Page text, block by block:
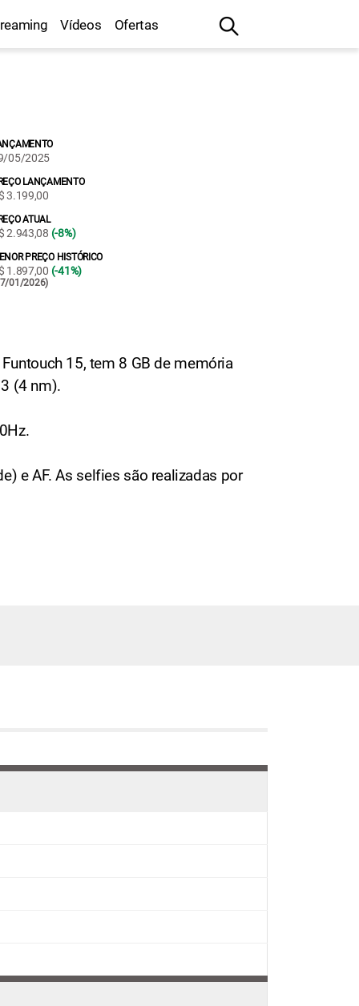
Vídeos Ofertas
05/2025
LANÇAMENTO
3.199,00
ATUAL
2.943,08 (-8%)
PREÇO HISTÓRICO
1.897,00 (-41%)
01/2026)
15, tem 8 GB de memória
(4 nm).
e AF. As selfies são realizadas por